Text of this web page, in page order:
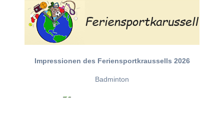
Impressionen des Feriensportkraussells 2026
Badminton